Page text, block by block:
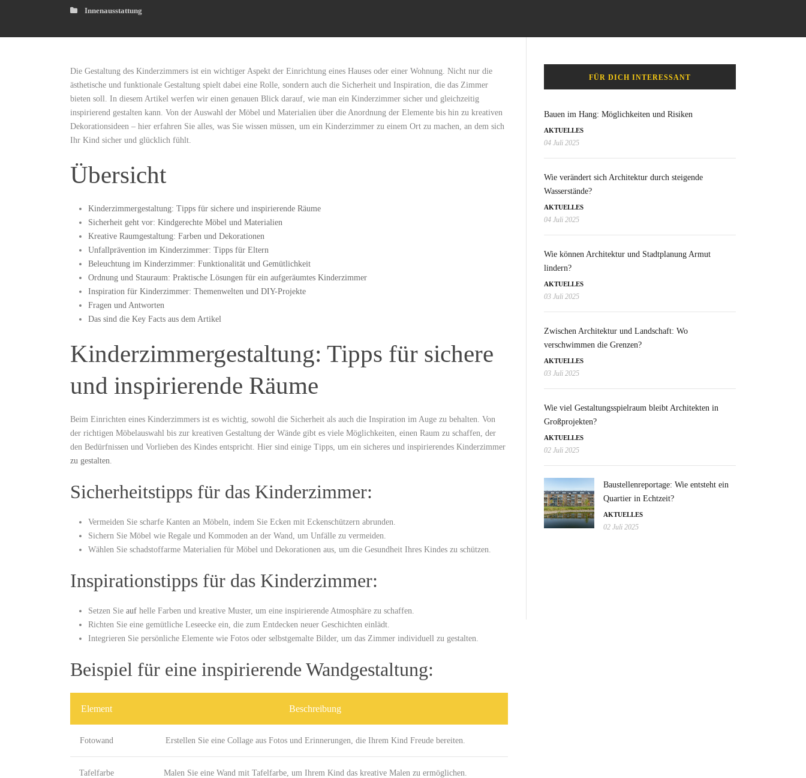
Innenausstattung
Die Gestaltung des Kinderzimmers ist ein wichtiger Aspekt⁢ der⁢ Einrichtung eines Hauses​ oder einer Wohnung. ⁤Nicht nur die
ästhetische und‍ funktionale Gestaltung spielt dabei eine ⁤Rolle, sondern auch die Sicherheit⁣ und Inspiration, die das Zimmer
bieten soll. In diesem Artikel werfen wir einen genauen⁤ Blick darauf, ⁣wie man ein Kinderzimmer sicher und gleichzeitig
inspirierend gestalten kann.‍ Von ⁢der Auswahl der Möbel und Materialien über die Anordnung der Elemente ⁢bis hin zu kreativen
⁣Dekorationsideen – hier erfahren Sie alles, was ​Sie wissen ​müssen, um ein Kinderzimmer zu einem Ort ⁤zu machen, an​ dem sich
Ihr ​Kind sicher ​und glücklich fühlt.
Übersicht
Kinderzimmergestaltung:‌ Tipps für sichere und inspirierende‌ Räume
Sicherheit⁢ geht vor: Kindgerechte Möbel und Materialien
Kreative ‍Raumgestaltung: ⁢Farben und⁣ Dekorationen
Unfallprävention im Kinderzimmer:⁢ Tipps für Eltern
Beleuchtung im Kinderzimmer: Funktionalität und ‌Gemütlichkeit
Ordnung und Stauraum: Praktische Lösungen für ein aufgeräumtes Kinderzimmer
Inspiration für Kinderzimmer: Themenwelten ‍und DIY-Projekte
Fragen und ⁤Antworten
Das sind die Key Facts aus dem⁢ Artikel
Kinderzimmergestaltung: Tipps für sichere
und inspirierende Räume
Beim Einrichten eines Kinderzimmers⁣ ist es ⁣wichtig, sowohl⁤ die Sicherheit​ als auch die Inspiration im Auge zu behalten. Von
⁣der richtigen⁢ Möbelauswahl bis zur kreativen Gestaltung der Wände gibt es viele⁢ Möglichkeiten, einen Raum ⁤zu⁢ schaffen, der
den Bedürfnissen ⁣und Vorlieben ⁢des ‍Kindes⁢ entspricht.⁢ Hier sind einige Tipps, um ein sicheres und inspirierendes Kinderzimmer
zu gestalten
Sicherheitstipps für das Kinderzimmer:
Vermeiden Sie‍ scharfe Kanten ‍an ​Möbeln, indem Sie Ecken⁢ mit ⁣Eckenschützern ⁣abrunden.
Sichern ‌Sie Möbel wie Regale ⁤und Kommoden an der ⁢Wand, ⁤um Unfälle‌ zu vermeiden.
Wählen Sie schadstoffarme Materialien für Möbel und‍ Dekorationen aus, um die Gesundheit Ihres Kindes zu schützen.
Inspirationstipps für das Kinderzimmer:
Setzen Sie ⁢ auf helle ⁣Farben und kreative ‍Muster, um ‍eine inspirierende‌ Atmosphäre ‌zu ‍schaffen.
Richten ⁣Sie eine gemütliche Leseecke ein, ​die ‌zum Entdecken neuer Geschichten ‍einlädt.
Integrieren Sie persönliche Elemente wie Fotos oder selbstgemalte ‌Bilder,⁣ um das Zimmer⁢ individuell​ zu gestalten.
Beispiel ‌für eine ‍inspirierende Wandgestaltung:
Element Beschreibung
Fotowand Erstellen Sie⁤ eine Collage aus ‍Fotos und ⁣Erinnerungen, die Ihrem Kind Freude bereiten.
Tafelfarbe Malen ‍Sie eine⁣ Wand ⁤mit ​Tafelfarbe,‌ um Ihrem Kind das kreative Malen zu ​ermöglichen.
FÜR DICH INTERESSANT
Bauen im Hang: Möglichkeiten und Risiken
AKTUELLES
04 Juli 2025
Wie verändert sich Architektur durch steigende
Wasserstände?
AKTUELLES
04 Juli 2025
Wie können Architektur und Stadtplanung Armut
lindern?
AKTUELLES
03 Juli 2025
Zwischen Architektur und Landschaft: Wo
verschwimmen die Grenzen?
AKTUELLES
03 Juli 2025
Wie viel Gestaltungsspielraum bleibt Architekten in
Großprojekten?
AKTUELLES
02 Juli 2025
Baustellenreportage: Wie entsteht ein
Quartier in Echtzeit?
AKTUELLES
02 Juli 2025